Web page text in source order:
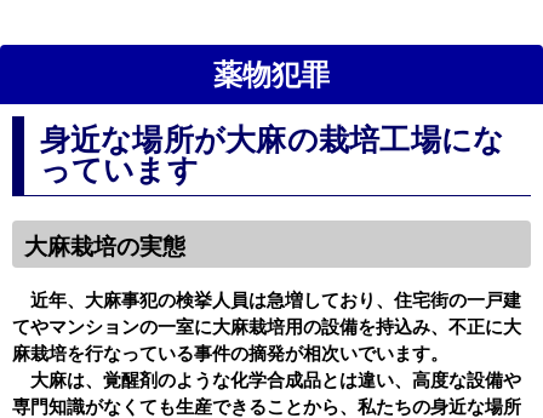
薬物犯罪
身近な場所が大麻の栽培工場にな
っています
大麻栽培の実態
近年、大麻事犯の検挙人員は急増しており、住宅街の一戸建
てやマンションの一室に大麻栽培用の設備を持込み、不正に大
麻栽培を行なっている事件の摘発が相次いでいます。
大麻は、覚醒剤のような化学合成品とは違い、高度な設備や
専門知識がなくても生産できることから、私たちの身近な場所